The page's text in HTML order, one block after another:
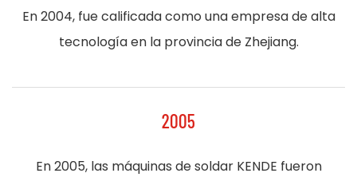
En 2004, fue calificada como una empresa de alta
tecnología en la provincia de Zhejiang.
2005
En 2005, las máquinas de soldar KENDE fueron